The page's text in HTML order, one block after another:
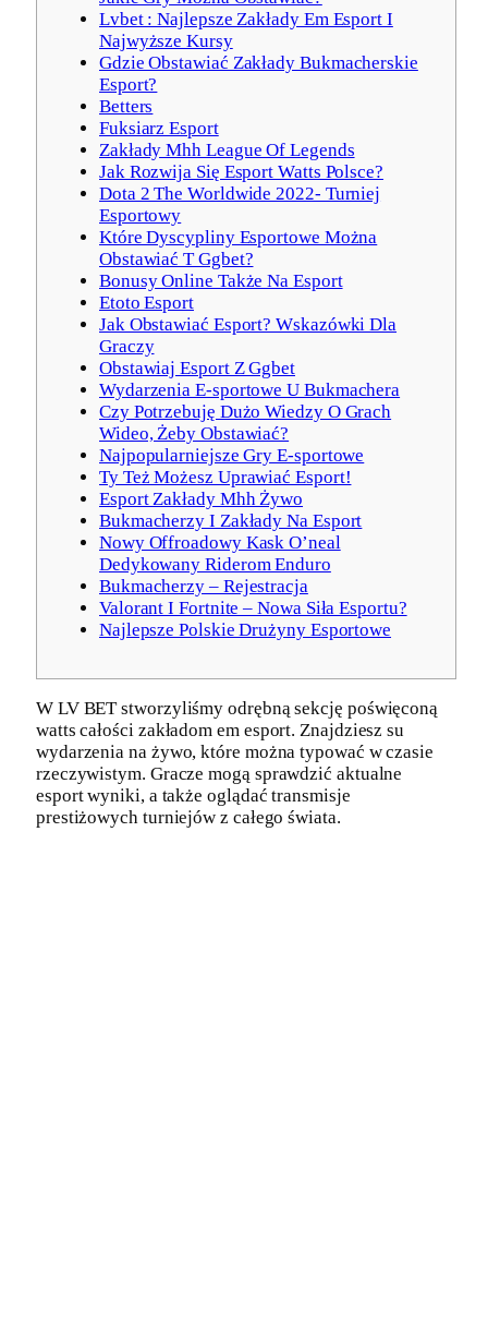
Lvbet : Najlepsze Zakłady Em Esport I
Najwyższe Kursy
Gdzie Obstawiać Zakłady Bukmacherskie
Esport?
Betters
Fuksiarz Esport
Zakłady Mhh League Of Legends
Jak Rozwija Się Esport Watts Polsce?
Dota 2 The Worldwide 2022- Turniej
Esportowy
Które Dyscypliny Esportowe Można
Obstawiać T Ggbet?
Bonusy Online Także Na Esport
Etoto Esport
Jak Obstawiać Esport? Wskazówki Dla
Graczy
Obstawiaj Esport Z Ggbet
Wydarzenia E-sportowe U Bukmachera
Czy Potrzebuję Dużo Wiedzy O Grach
Wideo, Żeby Obstawiać?
Najpopularniejsze Gry E-sportowe
Ty Też Możesz Uprawiać Esport!
Esport Zakłady Mhh Żywo
Bukmacherzy I Zakłady Na Esport
Nowy Offroadowy Kask O’neal
Dedykowany Riderom Enduro
Bukmacherzy – Rejestracja
Valorant I Fortnite – Nowa Siła Esportu?
Najlepsze Polskie Drużyny Esportowe
W LV BET stworzyliśmy odrębną sekcję poświęconą
watts całości zakładom em esport. Znajdziesz su
wydarzenia na żywo, które można typować w czasie
rzeczywistym. Gracze mogą sprawdzić aktualne
esport wyniki, a także oglądać transmisje
prestiżowych turniejów z całego świata.